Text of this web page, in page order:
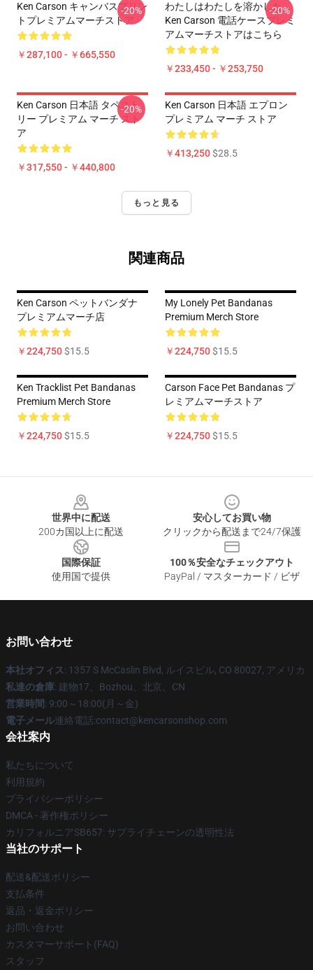
Ken Carson キャンバスプリン
トプレミアムマーチストア
￥287,100 - ￥665,550
-20%
わたしはわたしを溶かした
Ken Carson 電話ケースプレミ
アムマーチストアはこちら
￥233,450 - ￥253,750
-20%
Ken Carson 日本語 タペスト
リー プレミアム マーチ スト
ア
￥317,550 - ￥440,800
-20%
Ken Carson 日本語 エプロン
プレミアム マーチ ストア
￥413,250$28.5
もっと見る
関連商品
Ken Carson ペットバンダナ
プレミアムマーチ店
￥224,750$15.5
My Lonely Pet Bandanas
Premium Merch Store
￥224,750$15.5
Ken Tracklist Pet Bandanas
Premium Merch Store
￥224,750$15.5
Carson Face Pet Bandanas プ
レミアムマーチストア
￥224,750$15.5
世界中に配送
200カ国以上に配送
安心してお買い物
クリックから配送まで24/7保護
国際保証
使用国で提供
100％安全なチェックアウト
PayPal / マスターカード / ビザ
お問い合わせ
本社オフィス: 1357 S McCaslin Blvd, ルイスビル, CO 80027, アメリカ
私達の倉庫: 建物17、Bozhou、北京、CN
営業時間: 9:00～18:00(月～金)
電子メール連絡電話:contact@kencarsonshop.com
会社案内
私たちについて
利用規約
プライバシーポリシー
DMCA - 著作権ポリシー
カリフォルニアSB657: サプライチェーンの透明性法
当社のサポート
配送&配送ポリシー
支払条件
返品・返金ポリシー
お問い合わせ
カスタマーサポート(FAQ)
スタッフ